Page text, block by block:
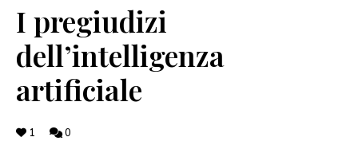
I pregiudizi
dell’intelligenza
artificiale
1 0